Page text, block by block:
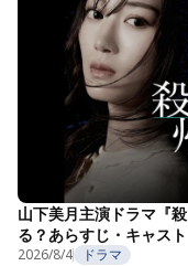
山下美月主演ドラマ『
る？あらすじ・キャス
2026/8/4 ドラマ